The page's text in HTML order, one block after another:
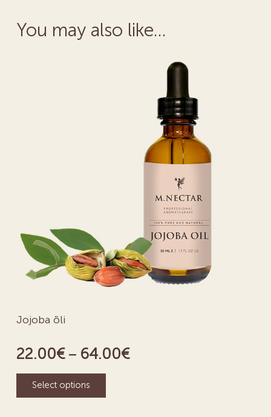
You may also like…
Jojoba õli
22.00€– 64.00€
Select options